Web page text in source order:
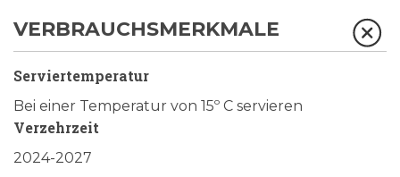
VERBRAUCHSMERKMALE
Serviertemperatur
Bei einer Temperatur von 15º C servieren
Verzehrzeit
2024-2027